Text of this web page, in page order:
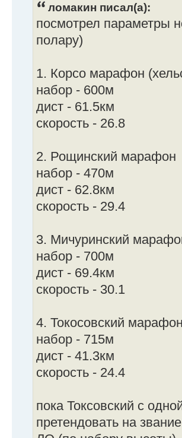
ломакин писал(а):
посмотрел параметры
полару)
1. Корсо марафон
набор - 600м
дист - 61.5км
скорость - 26.8
2. Рощинский марафон
набор - 470м
дист - 62.8км
скорость - 29.4
3. Мичуринский
набор - 700м
дист - 69.4км
скорость - 30.1
4. Токосовский марафон
набор - 715м
дист - 41.3км
скорость - 24.4
пока Токсовский с
претендовать на звание